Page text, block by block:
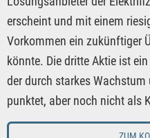
erscheint und mit einem
Vorkommen ein zukünftiger
könnte. Die dritte Aktie ist
der durch starkes
punktet, aber noch nicht als